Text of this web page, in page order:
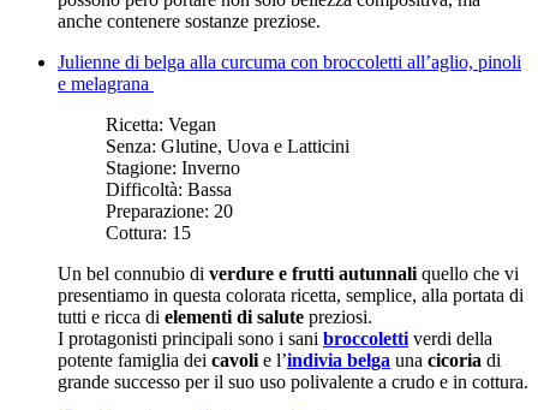
anche contenere sostanze preziose.
Julienne di belga alla curcuma con broccoletti all’aglio, pinoli
e melagrana
Ricetta: Vegan
Senza: Glutine, Uova e Latticini
Stagione: Inverno
Difficoltà: Bassa
Preparazione: 20
Cottura: 15
Un bel connubio di verdure e frutti autunnali quello che vi
presentiamo in questa colorata ricetta, semplice, alla portata di
tutti e ricca di elementi di salute preziosi.
I protagonisti principali sono i sani broccoletti verdi della
potente famiglia dei cavoli e l’indivia belga una cicoria di
grande successo per il suo uso polivalente a crudo e in cottura.